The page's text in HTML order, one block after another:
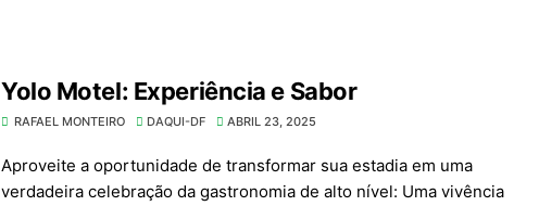
Yolo Motel: Experiência e Sabor
RAFAEL MONTEIRO DAQUI-DF ABRIL 23, 2025
Aproveite a oportunidade de transformar sua estadia em uma
verdadeira celebração da gastronomia de alto nível: Uma vivência